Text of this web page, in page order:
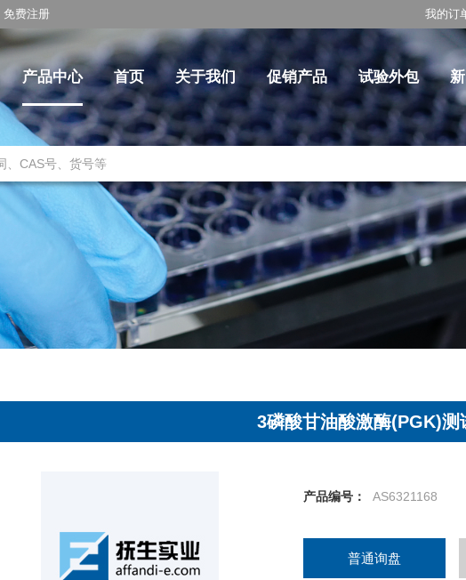
免费注册 我的订
产品中心 首页 关于我们 促销产品 试验外包
3磷酸甘油酸激酶(PGK)测
产品编号： AS6321168
普通询盘